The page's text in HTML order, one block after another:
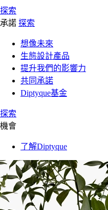
探索
承諾 探索
想像未來
生態設計產品
提升我們的影響力
共同承諾
Diptyque基金
探索
機會
了解Diptyque